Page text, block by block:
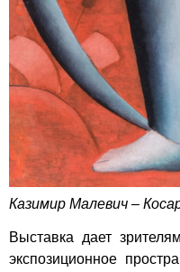
Казимир Малевич –
Выставка дает
экспозиционное